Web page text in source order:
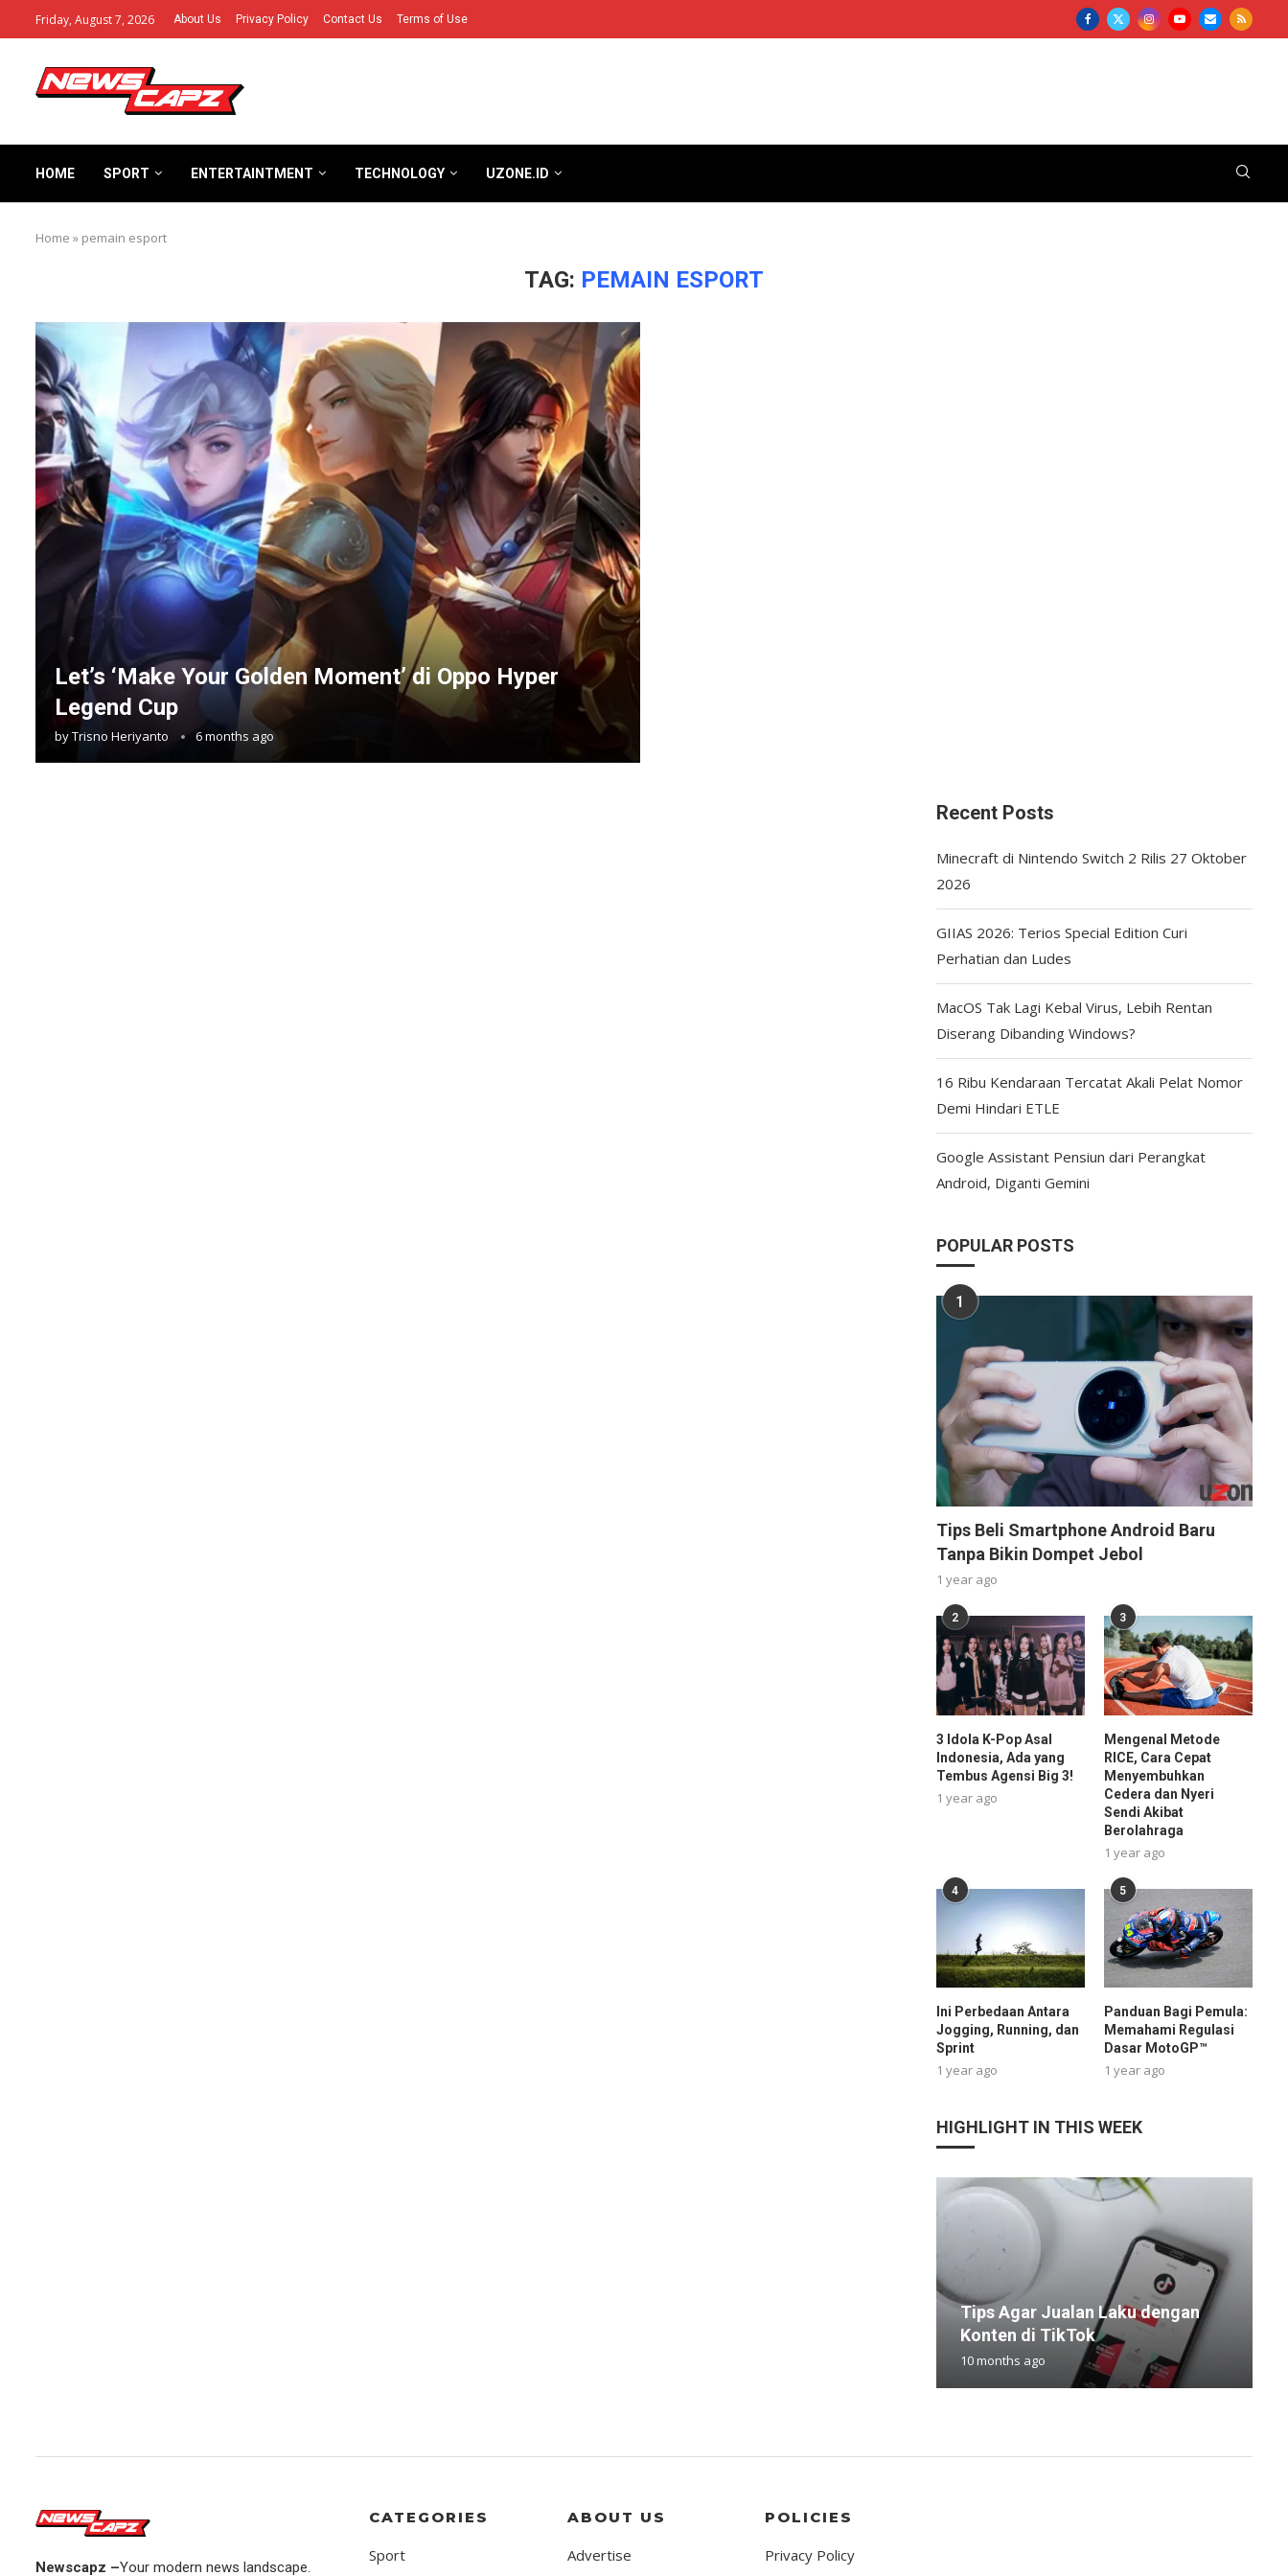
Friday, August 7, 2026 About Us Privacy Policy Contact Us Terms of Use
HOME SPORT ENTERTAINTMENT TECHNOLOGY UZONE.ID
Home » pemain esport
TAG: PEMAIN ESPORT
Let’s ‘Make Your Golden Moment’ di Oppo Hyper
Legend Cup
byTrisno Heriyanto 6 months ago
Recent Posts
Minecraft di Nintendo Switch 2 Rilis 27 Oktober
2026
GIIAS 2026: Terios Special Edition Curi
Perhatian dan Ludes
MacOS Tak Lagi Kebal Virus, Lebih Rentan
Diserang Dibanding Windows?
16 Ribu Kendaraan Tercatat Akali Pelat Nomor
Demi Hindari ETLE
Google Assistant Pensiun dari Perangkat
Android, Diganti Gemini
POPULAR POSTS
1
Tips Beli Smartphone Android Baru
Tanpa Bikin Dompet Jebol
1 year ago
2
3 Idola K-Pop Asal
Indonesia, Ada yang
Tembus Agensi Big 3!
1 year ago
3
Mengenal Metode
RICE, Cara Cepat
Menyembuhkan
Cedera dan Nyeri
Sendi Akibat
Berolahraga
1 year ago
4
Ini Perbedaan Antara
Jogging, Running, dan
Sprint
1 year ago
5
Panduan Bagi Pemula:
Memahami Regulasi
Dasar MotoGP™
1 year ago
HIGHLIGHT IN THIS WEEK
Tips Agar Jualan Laku dengan
Konten di TikTok
10 months ago
Newscapz –Your modern news landscape.
CATEGORIES
Sport
ABOUT US
Advertise
POLICIES
Privacy Policy